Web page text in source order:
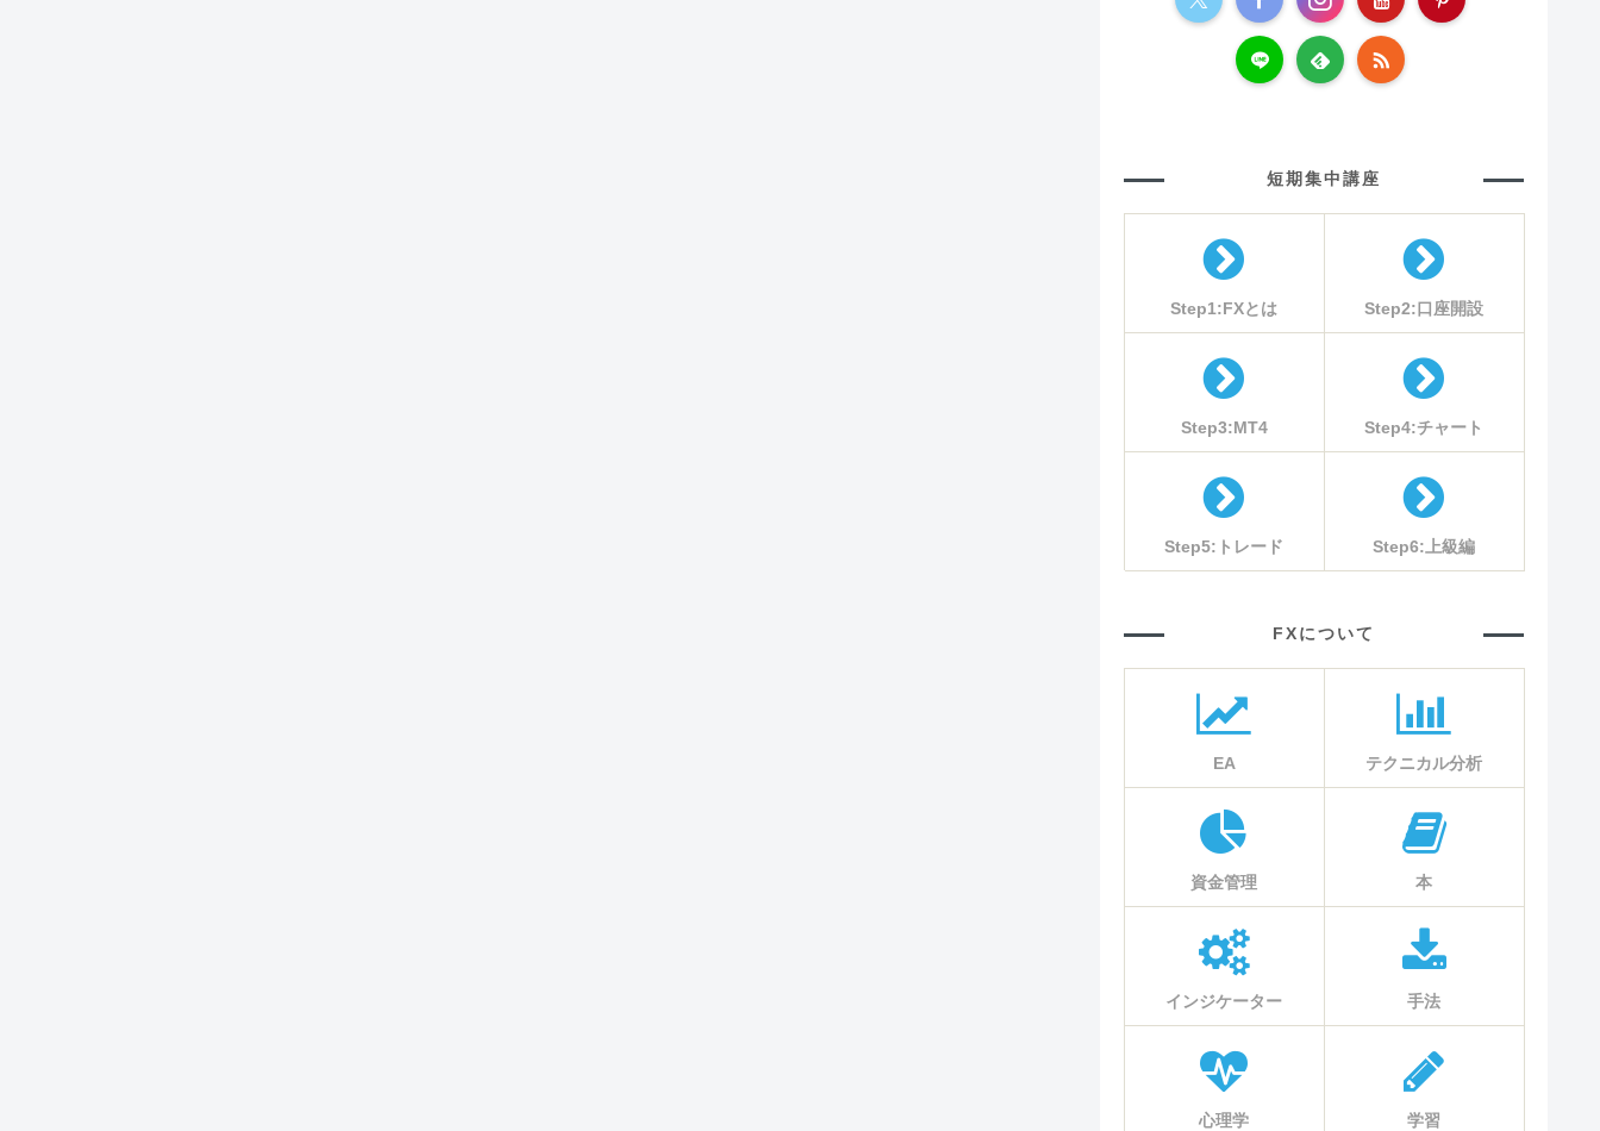
短期集中講座
Step1:FXとは Step2:口座開設
Step3:MT4 Step4:チャート
Step5:トレード Step6:上級編
FXについて
EA テクニカル分析
資金管理 本
インジケーター 手法
心理学 学習